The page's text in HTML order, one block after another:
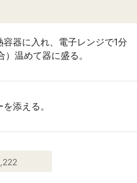
器に入れ、電子レンジで1分
温めて器に盛る。
添える。